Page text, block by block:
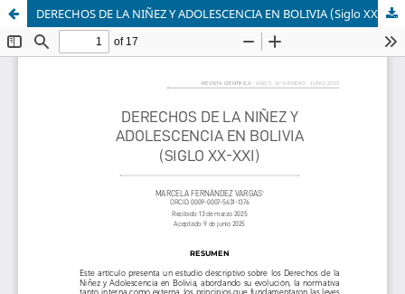
DERECHOS DE LA NIÑEZ Y ADOLESCENCIA EN BOLIVIA (Siglo XX-XXI)